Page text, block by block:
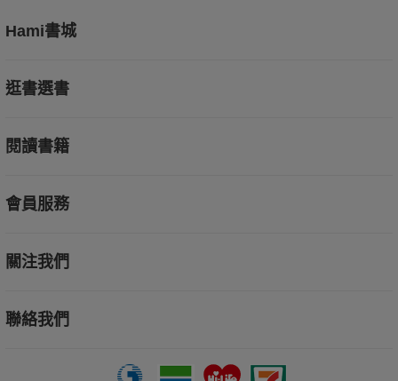
Hami書城
逛書選書
閱讀書籍
會員服務
關注我們
聯絡我們